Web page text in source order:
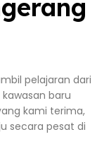
pelajaran dari
baru
kami terima,
secara pesat di